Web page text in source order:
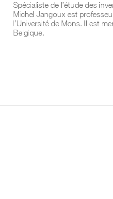
Spécialiste de l’étude des
Michel Jangoux est
l’Université de Mons. Il est
Belgique.